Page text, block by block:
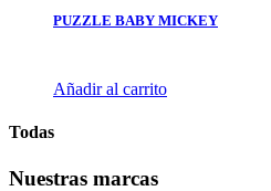
PUZZLE BABY MICKEY
Añadir al carrito
Todas
Nuestras marcas